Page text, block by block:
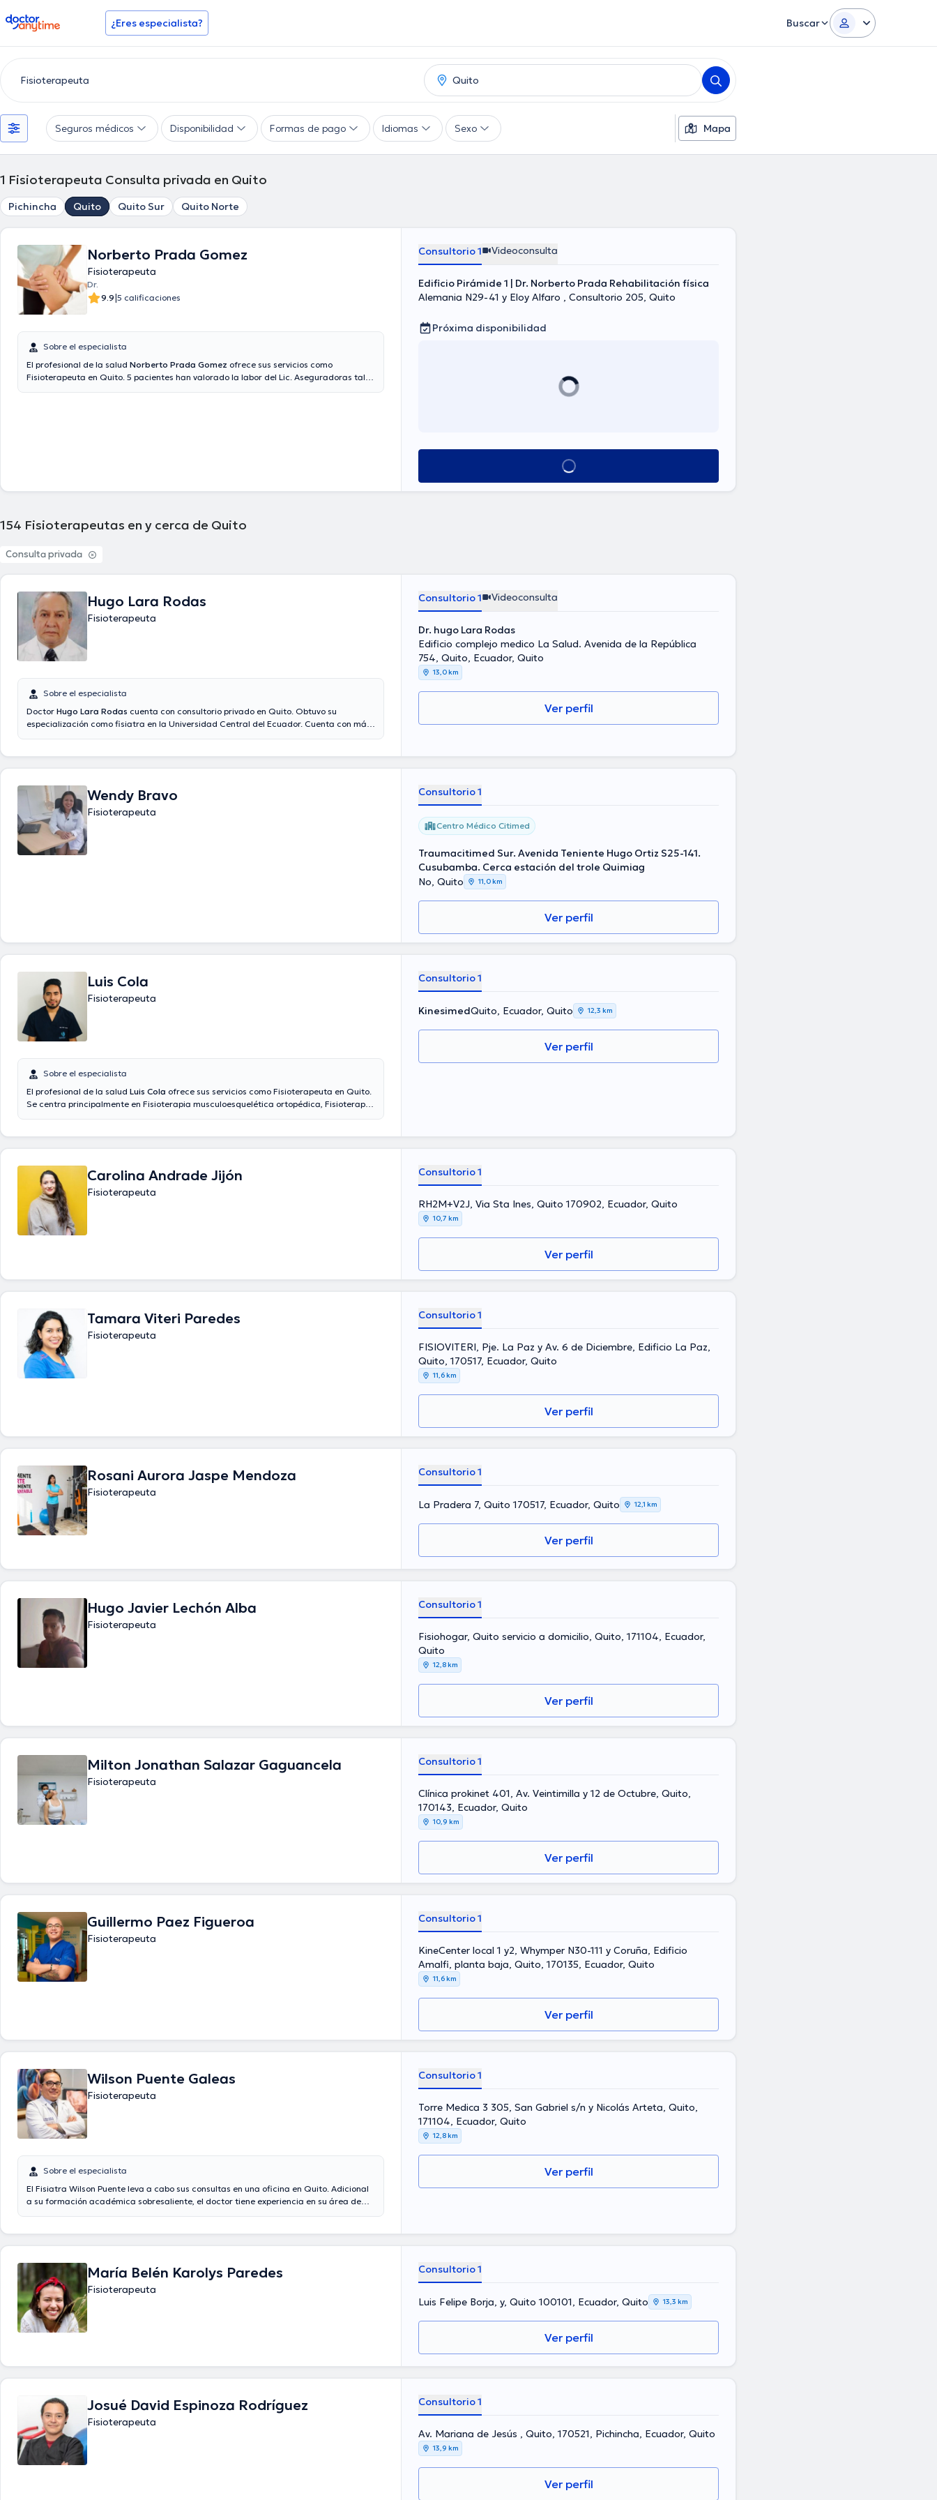
doctoranytime ¿Eres especialista? Buscar
Seguros médicos Disponibilidad Formas de pago Idiomas Sexo Mapa
1 Fisioterapeuta Consulta privada en Quito
Pichincha Quito Quito Sur Quito Norte
Norberto Prada Gomez
Fisioterapeuta
Dr.
9.9|5 calificaciones
Sobre el especialista
El profesional de la salud Norberto Prada Gomez ofrece sus servicios como
Fisioterapeuta en Quito. 5 pacientes han valorado la labor del Lic. Aseguradoras tales
Consultorio 1 Videoconsulta
Edificio Pirámide 1 | Dr. Norberto Prada Rehabilitación física
Alemania N29-41 y Eloy Alfaro , Consultorio 205, Quito
Próxima disponibilidad
Ver más horarios
154 Fisioterapeutas en y cerca de Quito
Consulta privada
Hugo Lara Rodas
Fisioterapeuta
Sobre el especialista
Doctor Hugo Lara Rodas cuenta con consultorio privado en Quito. Obtuvo su
especialización como fisiatra en la Universidad Central del Ecuador. Cuenta con más
Consultorio 1 Videoconsulta
Dr. hugo Lara Rodas
Edificio complejo medico La Salud. Avenida de la República
754, Quito, Ecuador, Quito
13,0 km
Ver perfil
Wendy Bravo
Fisioterapeuta
Consultorio 1
Centro Médico Citimed
Traumacitimed Sur. Avenida Teniente Hugo Ortiz S25-141.
Cusubamba. Cerca estación del trole Quimiag
No, Quito
11,0 km
Ver perfil
Luis Cola
Fisioterapeuta
Sobre el especialista
El profesional de la salud Luis Cola ofrece sus servicios como Fisioterapeuta en Quito.
Se centra principalmente en Fisioterapia musculoesquelética ortopédica, Fisioterapia
Consultorio 1
KinesimedQuito, Ecuador, Quito 12,3 km
Ver perfil
Carolina Andrade Jijón
Fisioterapeuta
Consultorio 1
RH2M+V2J, Via Sta Ines, Quito 170902, Ecuador, Quito
10,7 km
Ver perfil
Tamara Viteri Paredes
Fisioterapeuta
Consultorio 1
FISIOVITERI, Pje. La Paz y Av. 6 de Diciembre, Edificio La Paz,
Quito, 170517, Ecuador, Quito
11,6 km
Ver perfil
Rosani Aurora Jaspe Mendoza
Fisioterapeuta
Consultorio 1
La Pradera 7, Quito 170517, Ecuador, Quito 12,1 km
Ver perfil
Hugo Javier Lechón Alba
Fisioterapeuta
Consultorio 1
Fisiohogar, Quito servicio a domicilio, Quito, 171104, Ecuador,
Quito
12,8 km
Ver perfil
Milton Jonathan Salazar Gaguancela
Fisioterapeuta
Consultorio 1
Clínica prokinet 401, Av. Veintimilla y 12 de Octubre, Quito,
170143, Ecuador, Quito
10,9 km
Ver perfil
Guillermo Paez Figueroa
Fisioterapeuta
Consultorio 1
KineCenter local 1 y2, Whymper N30-111 y Coruña, Edificio
Amalfi, planta baja, Quito, 170135, Ecuador, Quito
11,6 km
Ver perfil
Wilson Puente Galeas
Fisioterapeuta
Sobre el especialista
El Fisiatra Wilson Puente leva a cabo sus consultas en una oficina en Quito. Adicional
a su formación académica sobresaliente, el doctor tiene experiencia en su área de
difundido diversas publicaciones.
Consultorio 1
Torre Medica 3 305, San Gabriel s/n y Nicolás Arteta, Quito,
171104, Ecuador, Quito
12,8 km
Ver perfil
María Belén Karolys Paredes
Fisioterapeuta
Consultorio 1
Luis Felipe Borja, y, Quito 100101, Ecuador, Quito 13,3 km
Ver perfil
Josué David Espinoza Rodríguez
Fisioterapeuta
Consultorio 1
Av. Mariana de Jesús , Quito, 170521, Pichincha, Ecuador, Quito
13,9 km
Ver perfil